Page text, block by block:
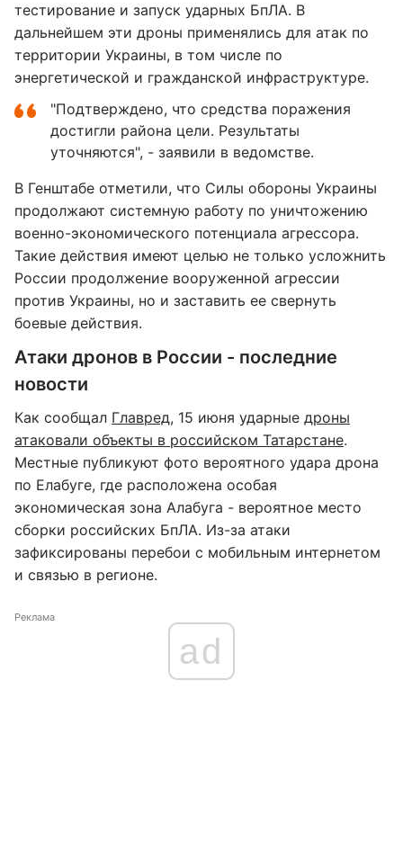
тестирование и запуск ударных БпЛА. В
дальнейшем эти дроны применялись для атак по
территории Украины, в том числе по
энергетической и гражданской инфраструктуре.
"Подтверждено, что средства поражения
достигли района цели. Результаты
уточняются", - заявили в ведомстве.
В Генштабе отметили, что Силы обороны Украины
продолжают системную работу по уничтожению
военно-экономического потенциала агрессора.
Такие действия имеют целью не только усложнить
России продолжение вооруженной агрессии
против Украины, но и заставить ее свернуть
боевые действия.
Атаки дронов в России - последние
новости
Как сообщал Главред, 15 июня ударные дроны
атаковали объекты в российском Татарстане.
Местные публикуют фото вероятного удара дрона
по Елабуге, где расположена особая
экономическая зона Алабуга - вероятное место
сборки российских БпЛА. Из-за атаки
зафиксированы перебои с мобильным интернетом
и связью в регионе.
Реклама
ad